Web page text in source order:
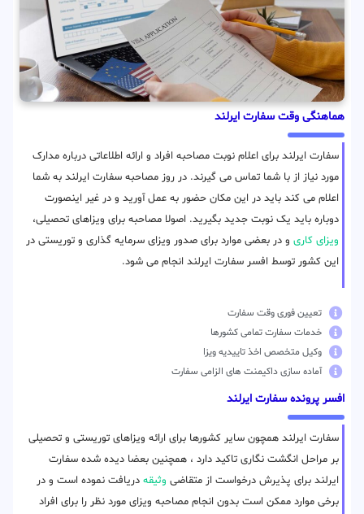
هماهنگی وقت سفارت ایرلند
سفارت ایرلند برای اعلام نوبت مصاحبه افراد و ارائه اطلاعاتی درباره مدارک
مورد نیاز از با شما تماس می گیرند. در روز مصاحبه سفارت ایرلند به شما
اعلام می کند باید در این مکان حضور به عمل آورید و در غیر اینصورت
دوباره باید یک نوبت جدید بگیرید. اصولا مصاحبه برای ویزاهای تحصیلی،
ویزای کاری و در بعضی موارد برای صدور ویزای سرمایه گذاری و توریستی در
این کشور توسط افسر سفارت ایرلند انجام می شود.
تعیین فوری وقت سفارت
خدمات سفارت تمامی کشورها
وکیل متخصص اخذ تاییدیه ویزا
آماده سازی داکیمنت های الزامی سفارت
افسر پرونده سفارت ایرلند
سفارت ایرلند همچون سایر کشورها برای ارائه ویزاهای توریستی و تحصیلی
بر مراحل انگشت نگاری تاکید دارد ، همچنین بعضا دیده شده سفارت
ایرلند برای پذیرش درخواست از متقاضی وثیقه دریافت نموده است و در
برخی موارد ممکن است بدون انجام مصاحبه ویزای مورد نظر را برای افراد